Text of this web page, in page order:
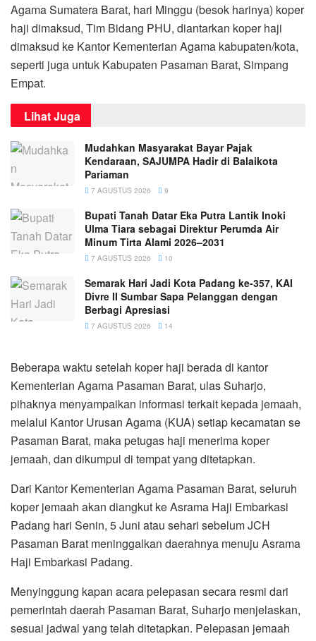
Agama Sumatera Barat, hari Minggu (besok harinya) koper
haji dimaksud, Tim Bidang PHU, diantarkan koper haji
dimaksud ke Kantor Kementerian Agama kabupaten/kota,
seperti juga untuk Kabupaten Pasaman Barat, Simpang
Empat.
Lihat Juga
Mudahkan Masyarakat Bayar Pajak
Kendaraan, SAJUMPA Hadir di Balaikota
Pariaman
7 AGUSTUS 2026 9
Bupati Tanah Datar Eka Putra Lantik Inoki
Ulma Tiara sebagai Direktur Perumda Air
Minum Tirta Alami 2026–2031
7 AGUSTUS 2026 10
Semarak Hari Jadi Kota Padang ke-357, KAI
Divre II Sumbar Sapa Pelanggan dengan
Berbagi Apresiasi
7 AGUSTUS 2026 14
Beberapa waktu setelah koper haji berada di kantor
Kementerian Agama Pasaman Barat, ulas Suharjo,
pihaknya menyampaikan informasi terkait kepada jemaah,
melalui Kantor Urusan Agama (KUA) setiap kecamatan se
Pasaman Barat, maka petugas haji menerima koper
jemaah, dan dikumpul di tempat yang ditetapkan.
Dari Kantor Kementerian Agama Pasaman Barat, seluruh
koper jemaah akan diangkut ke Asrama Haji Embarkasi
Padang hari Senin, 5 Juni atau sehari sebelum JCH
Pasaman Barat meninggalkan daerahnya menuju Asrama
Haji Embarkasi Padang.
Menyinggung kapan acara pelepasan secara resmi dari
pemerintah daerah Pasaman Barat, Suharjo menjelaskan,
sesuai jadwal yang telah ditetapkan. Pelepasan jemaah